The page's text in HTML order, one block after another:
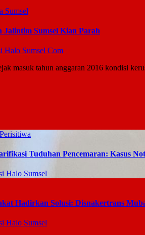
Sumsel
Jalintim Sumsel Kian Parah
Halo Sumsel Com
masuk tahun anggaran 2016 kondisi
Perisitiwa
Tuduhan Pencemaran: Kasus
Halo Sumsel
Hadirkan Solusi: Disnakertrans
Halo Sumsel